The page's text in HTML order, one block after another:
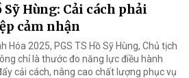
Hùng: Cải cách phải
cảm nhận
Hóa 2025, PGS TS Hồ Sỹ Hùng, Chủ tịch
chỉ là thước đo năng lực điều hành
cải cách, nâng cao chất lượng phục vụ